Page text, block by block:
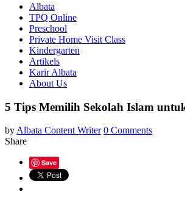
Albata
TPQ Online
Preschool
Private Home Visit Class
Kindergarten
Artikels
Karir Albata
About Us
5 Tips Memilih Sekolah Islam
byAlbata Content Writer 0 Comments
Share
Save